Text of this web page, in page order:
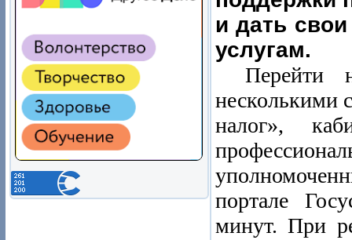
и дать
услугам.
Перейти
несколькими
налог»,
портале
минут. При